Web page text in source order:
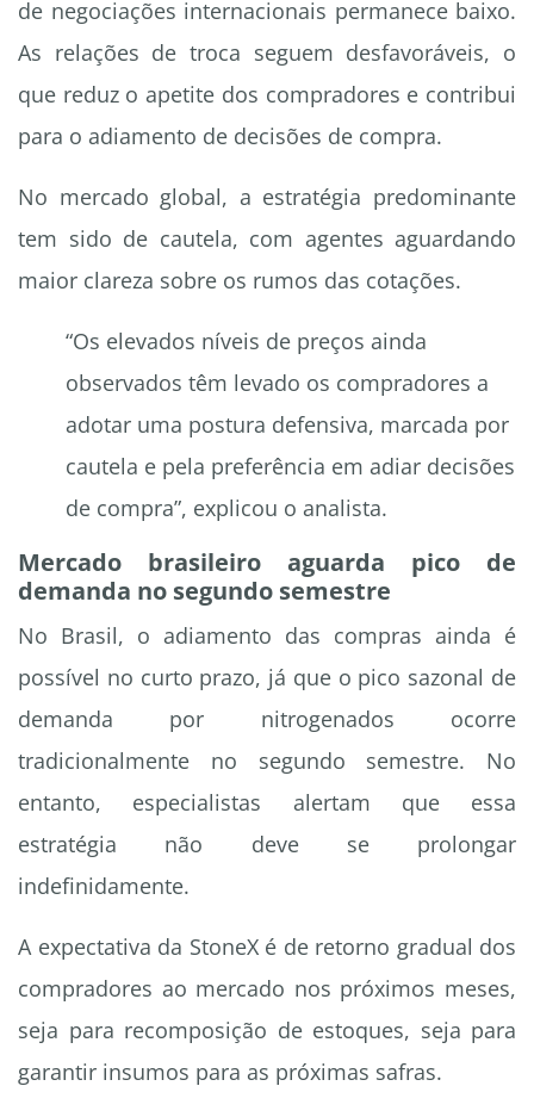
de negociações internacionais permanece baixo.
As relações de troca seguem desfavoráveis, o
que reduz o apetite dos compradores e contribui
para o adiamento de decisões de compra.
No mercado global, a estratégia predominante
tem sido de cautela, com agentes aguardando
maior clareza sobre os rumos das cotações.
“Os elevados níveis de preços ainda
observados têm levado os compradores a
adotar uma postura defensiva, marcada por
cautela e pela preferência em adiar decisões
de compra”, explicou o analista.
Mercado brasileiro aguarda pico de
demanda no segundo semestre
No Brasil, o adiamento das compras ainda é
possível no curto prazo, já que o pico sazonal de
demanda por nitrogenados ocorre
tradicionalmente no segundo semestre. No
entanto, especialistas alertam que essa
estratégia não deve se prolongar
indefinidamente.
A expectativa da StoneX é de retorno gradual dos
compradores ao mercado nos próximos meses,
seja para recomposição de estoques, seja para
garantir insumos para as próximas safras.